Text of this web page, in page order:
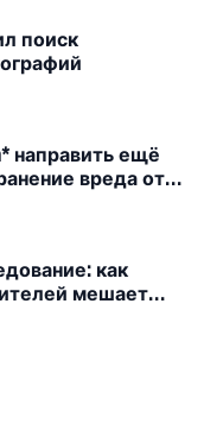
поиск
направить ещё
вреда от
как
мешает
в компанию